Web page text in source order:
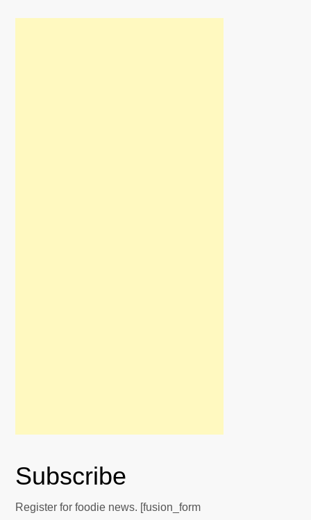
Subscribe
Register for foodie news. [fusion_form